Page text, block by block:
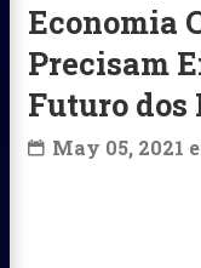
Economia
Precisam
Futuro dos
May 05, 2021